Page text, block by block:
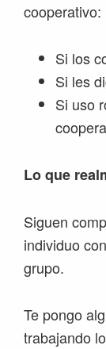
cooperativo:
Si los
Si les
Si uso
Lo que
Siguen
individuo
grupo.
Te pongo
trabajando